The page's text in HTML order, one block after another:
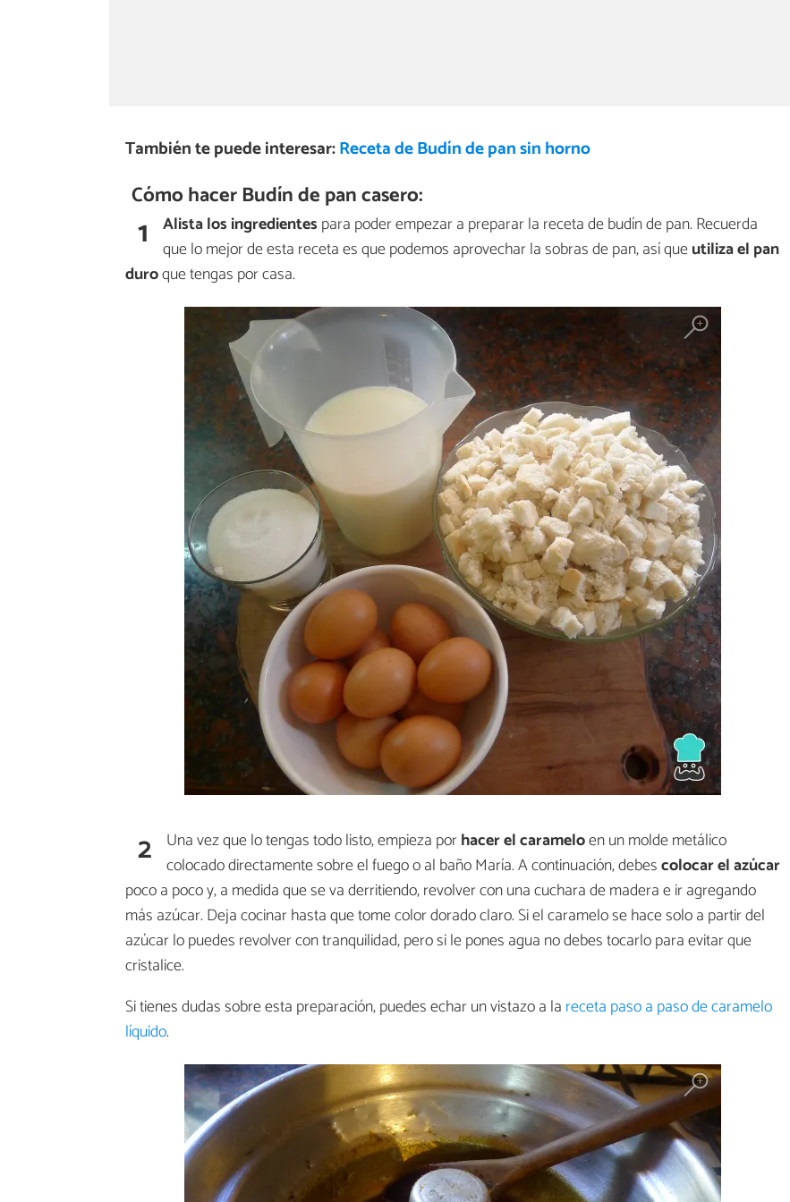
También te puede interesar:Receta de Budín de pan sin horno
Cómo hacer Budín de pan casero:
1 Alista los ingredientes para poder empezar a preparar la receta de budín de pan. Recuerda
que lo mejor de esta receta es que podemos aprovechar la sobras de pan, así queutiliza el pan
duroque tengas por casa.
2 Una vez que lo tengas todo listo, empieza porhacer el carameloen un molde metálico
colocado directamente sobre el fuego o al baño María. A continuación, debescolocar el azúcar
poco a poco y, a medida que se va derritiendo, revolver con una cuchara de madera e ir agregando
más azúcar. Deja cocinar hasta que tome color dorado claro. Si el caramelo se hace solo a partir del
azúcar lo puedes revolver con tranquilidad, pero si le pones agua no debes tocarlo para evitar que
cristalice.
Si tienes dudas sobre esta preparación, puedes echar un vistazo a la receta paso a paso de caramelo
líquido.